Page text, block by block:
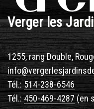
Verger les
1255, rang Double,
Tél.:514-238-6546
Tél.: 450-469-4287 (en